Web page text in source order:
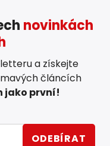
novinkách
a získejte
článcích
jako první!
ODEBÍRAT